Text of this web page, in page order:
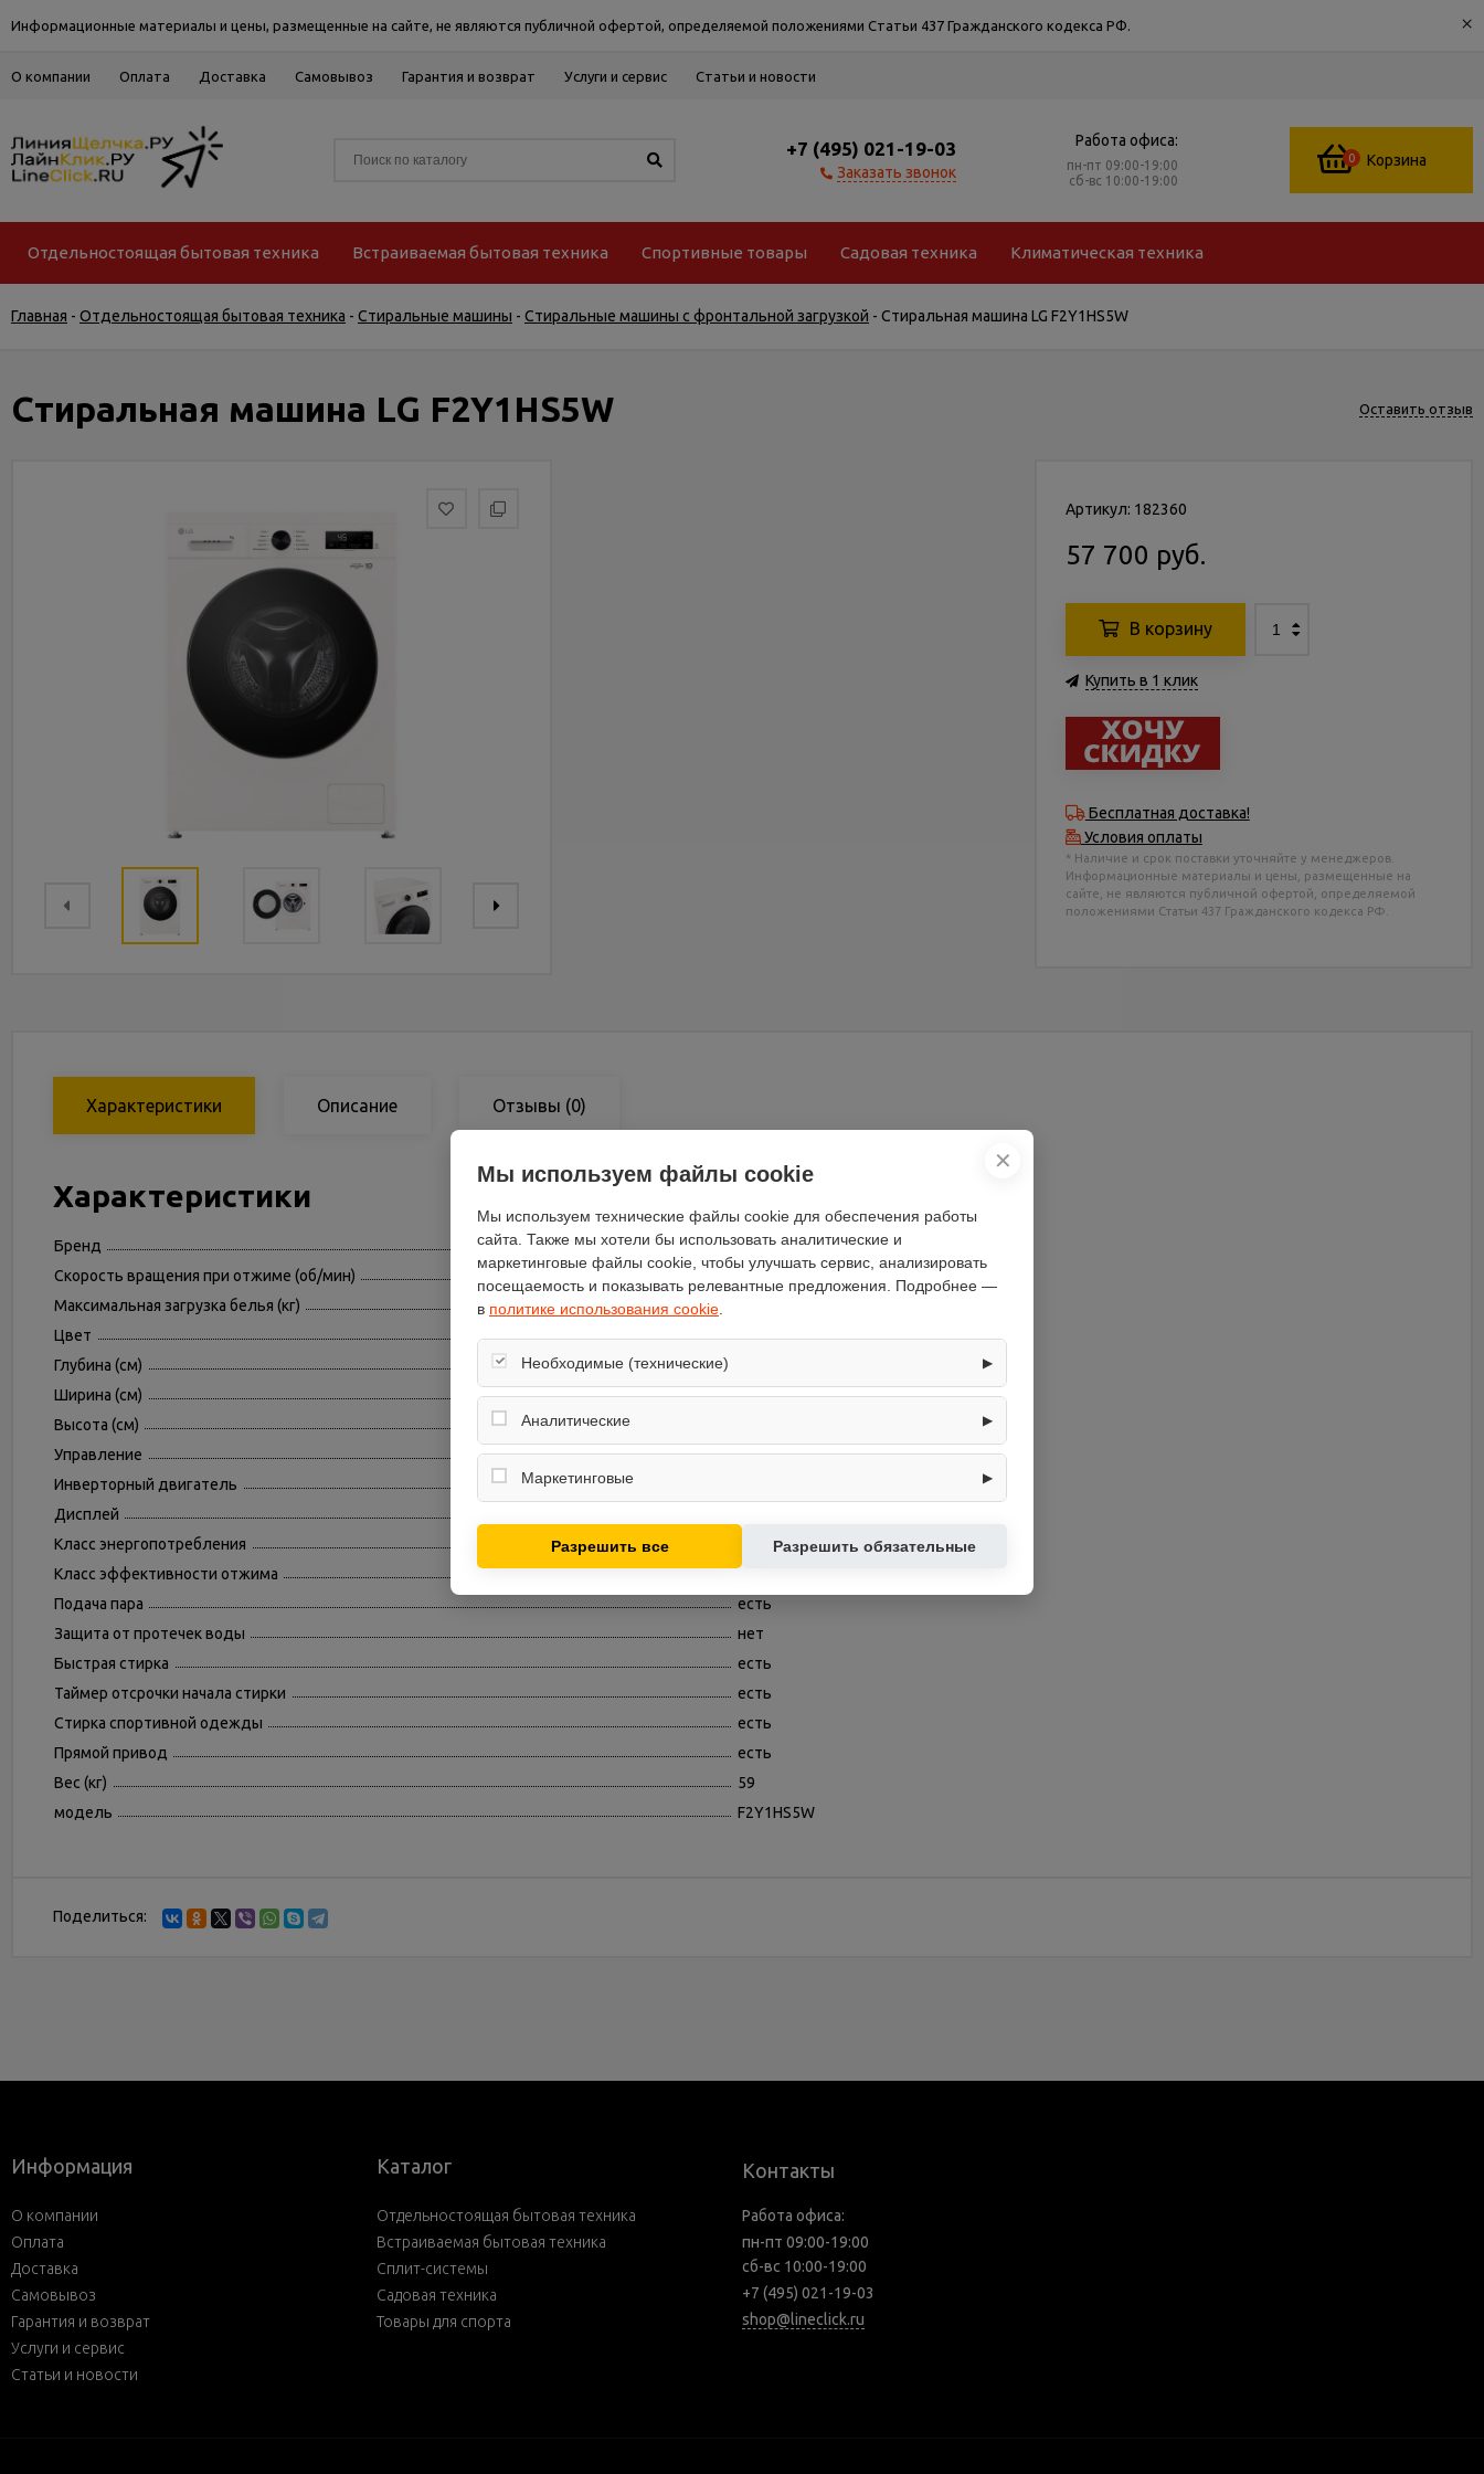
Информационные материалы и цены, размещенные на сайте, не являются публичной офертой, определяемой положениями Статьи 437 Гражданского кодекса РФ. ×
О компании Оплата Доставка Самовывоз Гарантия и возврат Услуги и сервис Статьи и новости
+7 (495) 021-19-03
Заказать звонок
Работа офиса:
пн-пт 09:00-19:00
сб-вс 10:00-19:00
0 Корзина
Отдельностоящая бытовая техника Встраиваемая бытовая техника Спортивные товары Садовая техника Климатическая техника
Главная - Отдельностоящая бытовая техника - Стиральные машины - Стиральные машины с фронтальной загрузкой - Стиральная машина LG F2Y1HS5W
Стиральная машина LG F2Y1HS5W Оставить отзыв
Артикул: 182360
57 700 руб.
В корзину
Купить в 1 клик
Бесплатная доставка!
Условия оплаты
* Наличие и срок поставки уточняйте у менеджеров.
Информационные материалы и цены, размещенные на
сайте, не являются публичной офертой, определяемой
положениями Статьи 437 Гражданского кодекса РФ.
Характеристики Описание Отзывы (0)
Характеристики
Бренд
LG
Скорость вращения при отжиме (об/мин)
1200
Максимальная загрузка белья (кг)
Цвет
белый
Глубина (см)
Ширина (см)
60
Высота (см)
Управление
электронный
Инверторный двигатель
Дисплей
Класс энергопотребления
Класс эффективности отжима
B
Подача пара
есть
Защита от протечек воды
нет
Быстрая стирка
есть
Таймер отсрочки начала стирки
есть
Стирка спортивной одежды
есть
Прямой привод
есть
Вес (кг)
59
модель
F2Y1HS5W
Поделиться:
Информация
О компании
Оплата
Доставка
Самовывоз
Гарантия и возврат
Услуги и сервис
Статьи и новости
Каталог
Отдельностоящая бытовая техника
Встраиваемая бытовая техника
Сплит-системы
Садовая техника
Товары для спорта
Контакты
Работа офиса:
пн-пт 09:00-19:00
сб-вс 10:00-19:00
+7 (495) 021-19-03
shop@lineclick.ru
✕
Мы используем файлы cookie
Мы используем технические файлы cookie для обеспечения работы
сайта. Также мы хотели бы использовать аналитические и
маркетинговые файлы cookie, чтобы улучшать сервис, анализировать
посещаемость и показывать релевантные предложения. Подробнее —
в политике использования cookie
Необходимые (технические) ▶
Обеспечивают корректную работу сайта: оформление заказа, корзина,
вход в личный кабинет. Без них основные функции могут быть
Аналитические ▶
Собирают обезличенную информацию о посещениях и использовании
сайта (например, счётчики аналитики), помогают улучшать интерфейс и
Маркетинговые ▶
Разрешить все Разрешить обязательные